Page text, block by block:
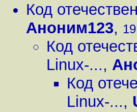
Код
Аноним123,
Код
Linux-...,
Код
Linux-...,